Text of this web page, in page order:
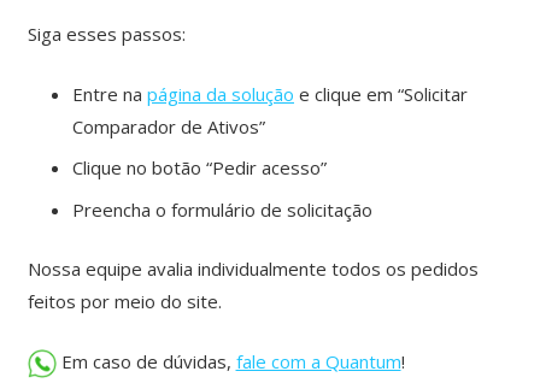
Siga esses passos:
Entre na página da solução e clique em “Solicitar
Comparador de Ativos”
Clique no botão “Pedir acesso”
Preencha o formulário de solicitação
Nossa equipe avalia individualmente todos os pedidos
feitos por meio do site.
Em caso de dúvidas, fale com a Quantum!